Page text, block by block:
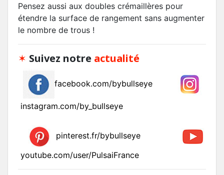
Pensez aussi aux doubles crémaillères pour
étendre la surface de rangement sans augmenter
le nombre de trous !
✶ Suivez notre actualité
facebook.com/bybullseye
instagram.com/by_bullseye
pinterest.fr/bybullseye
youtube.com/user/PulsaiFrance